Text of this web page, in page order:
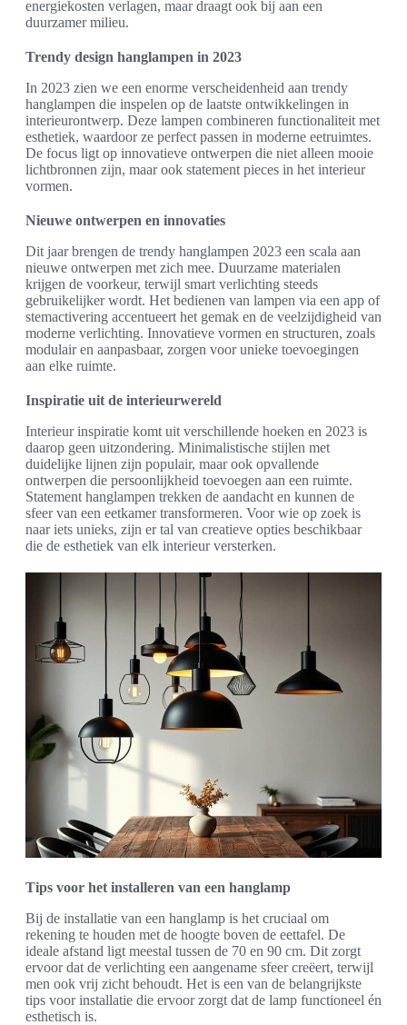
energiekosten verlagen, maar draagt ook bij aan een
duurzamer milieu.
Trendy design hanglampen in 2023
In 2023 zien we een enorme verscheidenheid aan trendy
hanglampen die inspelen op de laatste ontwikkelingen in
interieurontwerp. Deze lampen combineren functionaliteit met
esthetiek, waardoor ze perfect passen in moderne eetruimtes.
De focus ligt op innovatieve ontwerpen die niet alleen mooie
lichtbronnen zijn, maar ook statement pieces in het interieur
vormen.
Nieuwe ontwerpen en innovaties
Dit jaar brengen de trendy hanglampen 2023 een scala aan
nieuwe ontwerpen met zich mee. Duurzame materialen
krijgen de voorkeur, terwijl smart verlichting steeds
gebruikelijker wordt. Het bedienen van lampen via een app of
stemactivering accentueert het gemak en de veelzijdigheid van
moderne verlichting. Innovatieve vormen en structuren, zoals
modulair en aanpasbaar, zorgen voor unieke toevoegingen
aan elke ruimte.
Inspiratie uit de interieurwereld
Interieur inspiratie komt uit verschillende hoeken en 2023 is
daarop geen uitzondering. Minimalistische stijlen met
duidelijke lijnen zijn populair, maar ook opvallende
ontwerpen die persoonlijkheid toevoegen aan een ruimte.
Statement hanglampen trekken de aandacht en kunnen de
sfeer van een eetkamer transformeren. Voor wie op zoek is
naar iets unieks, zijn er tal van creatieve opties beschikbaar
die de esthetiek van elk interieur versterken.
Tips voor het installeren van een hanglamp
Bij de installatie van een hanglamp is het cruciaal om
rekening te houden met de hoogte boven de eettafel. De
ideale afstand ligt meestal tussen de 70 en 90 cm. Dit zorgt
ervoor dat de verlichting een aangename sfeer creëert, terwijl
men ook vrij zicht behoudt. Het is een van de belangrijkste
tips voor installatie die ervoor zorgt dat de lamp functioneel én
esthetisch is.